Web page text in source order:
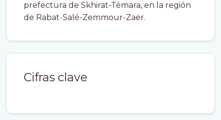
prefectura de Skhirat-Témara, en la región
de Rabat-Salé-Zemmour-Zaër.
Cifras clave